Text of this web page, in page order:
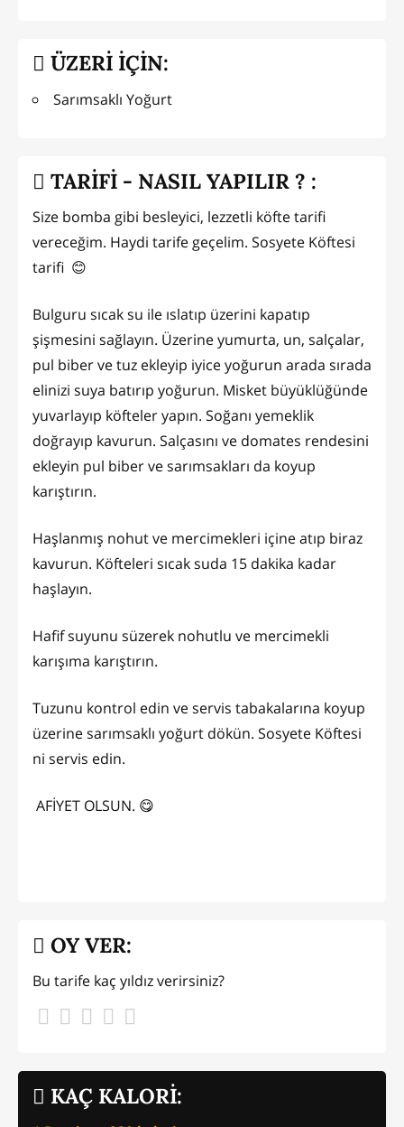
ÜZERİ İÇİN:
Sarımsaklı Yoğurt
TARİFİ - NASIL YAPILIR ? :
Size bomba gibi besleyici, lezzetli köfte tarifi
vereceğim. Haydi tarife geçelim. Sosyete Köftesi
tarifi 😊
Bulguru sıcak su ile ıslatıp üzerini kapatıp
şişmesini sağlayın. Üzerine yumurta, un, salçalar,
pul biber ve tuz ekleyip iyice yoğurun arada sırada
elinizi suya batırıp yoğurun. Misket büyüklüğünde
yuvarlayıp köfteler yapın. Soğanı yemeklik
doğrayıp kavurun. Salçasını ve domates rendesini
ekleyin pul biber ve sarımsakları da koyup
karıştırın.
Haşlanmış nohut ve mercimekleri içine atıp biraz
kavurun. Köfteleri sıcak suda 15 dakika kadar
haşlayın.
Hafif suyunu süzerek nohutlu ve mercimekli
karışıma karıştırın.
Tuzunu kontrol edin ve servis tabakalarına koyup
üzerine sarımsaklı yoğurt dökün. Sosyete Köftesi
ni servis edin.
AFİYET OLSUN. 😋
KAÇ KALORİ:
OY VER:
Bu tarife kaç yıldız verirsiniz?